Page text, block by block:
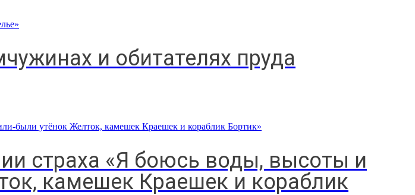
и обитателях пруда
страха «Я боюсь воды, высоты и
камешек Краешек и кораблик